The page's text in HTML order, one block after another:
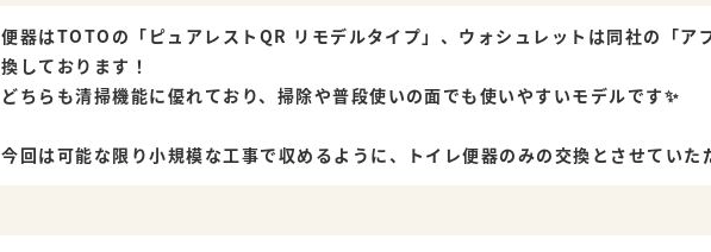
便器はTOTOの「ピュアレストQR リモデルタイプ」、ウォシュレットは同社の「ア
換しております！
どちらも清掃機能に優れており、掃除や普段使いの面でも使いやすいモデルです✨
今回は可能な限り小規模な工事で収めるように、トイレ便器のみの交換とさせていた